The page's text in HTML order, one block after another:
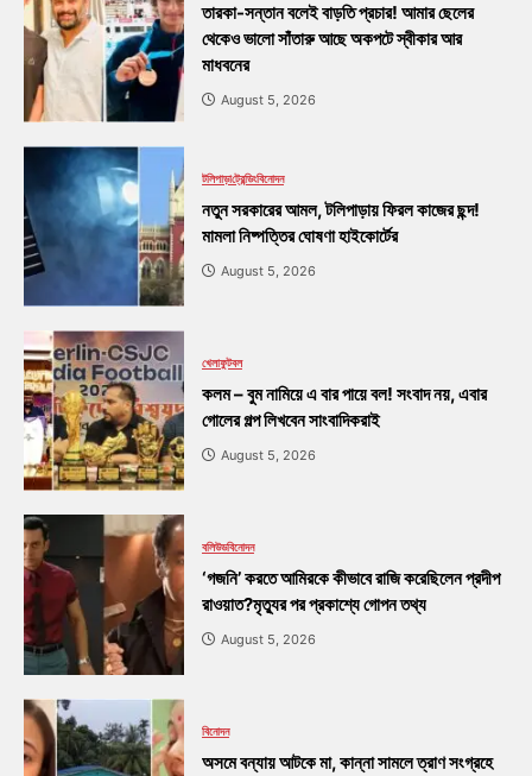
তারকা-সন্তান বলেই বাড়তি প্রচার! আমার ছেলের
থেকেও ভালো সাঁতারু আছে অকপটে স্বীকার আর
মাধবনের
August 5, 2026
টলিপাড়াট্রেন্ডিংবিনোদন
নতুন সরকারের আমল, টলিপাড়ায় ফিরল কাজের ছন্দ!
মামলা নিষ্পত্তির ঘোষণা হাইকোর্টের
August 5, 2026
খেলাফুটবল
কলম – বুম নামিয়ে এ বার পায়ে বল! সংবাদ নয়, এবার
গোলের গল্প লিখবেন সাংবাদিকরাই
August 5, 2026
বলিউডবিনোদন
‘গজনি’ করতে আমিরকে কীভাবে রাজি করেছিলেন প্রদীপ
রাওয়াত?মৃত্যুর পর প্রকাশ্যে গোপন তথ্য
August 5, 2026
বিনোদন
অসমে বন্যায় আটকে মা, কান্না সামলে ত্রাণ সংগ্রহে